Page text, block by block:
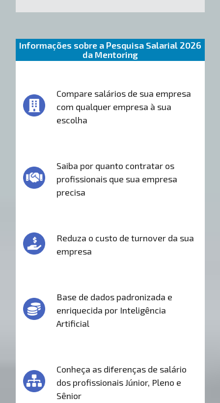
Informações sobre a Pesquisa Salarial 2026
da Mentoring
Compare salários de sua empresa
com qualquer empresa à sua
escolha
Saiba por quanto contratar os
profissionais que sua empresa
precisa
Reduza o custo de turnover da sua
empresa
Base de dados padronizada e
enriquecida por Inteligência
Artificial
Conheça as diferenças de salário
dos profissionais Júnior, Pleno e
Sênior